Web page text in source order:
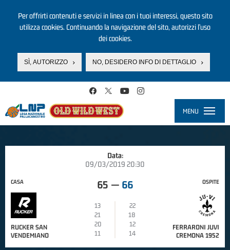
Per offrirti contenuti e servizi in linea con i tuoi interessi, questo sito
utilizza cookies. Continuando la navigazione del sito, autorizzi l’uso
dei cookies.
SÌ, AUTORIZZO NO, DESIDERO INFO DI DETTAGLIO
MENU
Data:
09/03/2019 20:30
CASA
RUCKER SAN
VENDEMIANO
65 — 66
13
22
21
18
20
12
11
14
OSPITE
FERRARONI JUVI
CREMONA 1952